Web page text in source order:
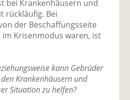
bei Krankenhäusern und
rückläufig. Bei
der Beschaffungsseite
Krisenmodus waren, ist
kann Gebrüder
Krankenhäusern und
Situation zu helfen?